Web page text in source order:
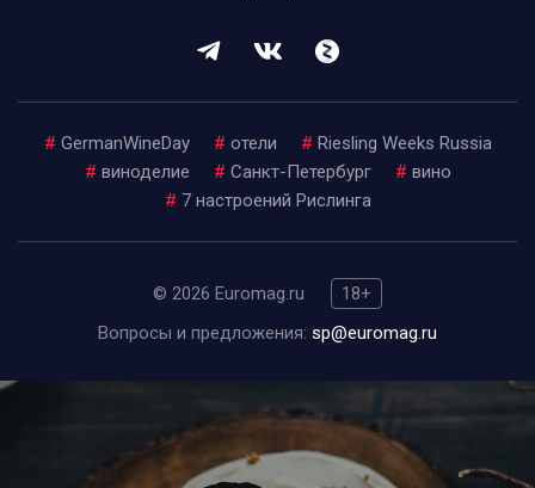
# GermanWineDay # отели # Riesling Weeks Russia
# виноделие # Санкт-Петербург # вино
# 7 настроений Рислинга
© 2026 Euromag.ru
18+
Вопросы и предложения: sp@euromag.ru